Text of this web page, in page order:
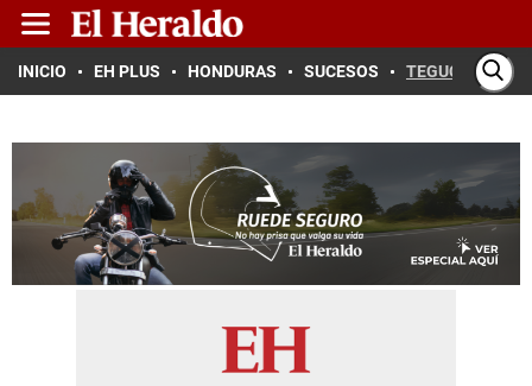
INICIO EH PLUS HONDURAS SUCESOS TEGUCIGALPA